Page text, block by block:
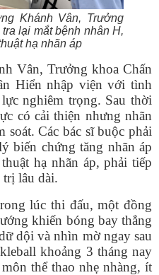
Khánh Vân, Trưởng
lại mắt bệnh nhân H,
hạ nhãn áp
Vân, Trưởng khoa Chấn
Hiển nhập viện với tình
nghiêm trọng. Sau thời
có cải thiện nhưng nhãn
soát. Các bác sĩ buộc phải
biến chứng tăng nhãn áp
hạ nhãn áp, phải tiếp
lâu dài.
lúc thi đấu, một đồng
khiến bóng bay thẳng
dội và nhìn mờ ngay sau
khoảng 3 tháng nay
thể thao nhẹ nhàng, ít